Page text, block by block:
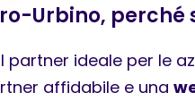
Urbino, perché
partner ideale per le
affidabile e una